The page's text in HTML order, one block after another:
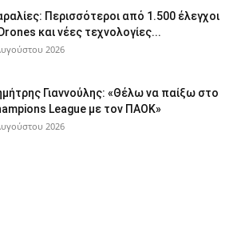
Περισσότεροι από 1.500 έλεγχοι
και νέες τεχνολογίες...
2026
Γιαννούλης: «Θέλω να παίξω στο
League με τον ΠΑΟΚ»
2026